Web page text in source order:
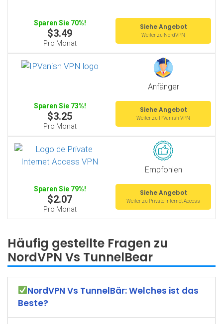
Sparen Sie 70%!
$3.49
Pro Monat
Siehe Angebot
Weiter zu NordVPN
Anfänger
Sparen Sie 73%!
$3.25
Pro Monat
Siehe Angebot
Weiter zu IPVanish VPN
Empfohlen
Sparen Sie 79%!
$2.07
Pro Monat
Siehe Angebot
Weiter zu Private Internet Access
Häufig gestellte Fragen zu
NordVPN Vs TunnelBear
NordVPN Vs TunnelBär: Welches ist das
Beste?